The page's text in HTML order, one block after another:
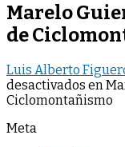
Marelo
de
Luis Alberto
desactivados en
Ciclomontañismo
Meta